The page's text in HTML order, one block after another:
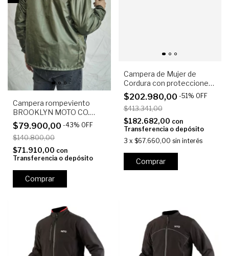
Campera rompeviento
BROOKLYN MOTO CO.
Houck verde militar
$79.900,00 -43% OFF
$140.800,00
$71.910,00 con
Transferencia o depósito
Comprar
Campera de Mujer de
Cordura con protecciones
LS2 SEPANG
$202.980,00 -51 % OFF
$413.341,00
$182.682,00 con
Transferencia o depósito
3 x $67.660,00 sin interés
Comprar